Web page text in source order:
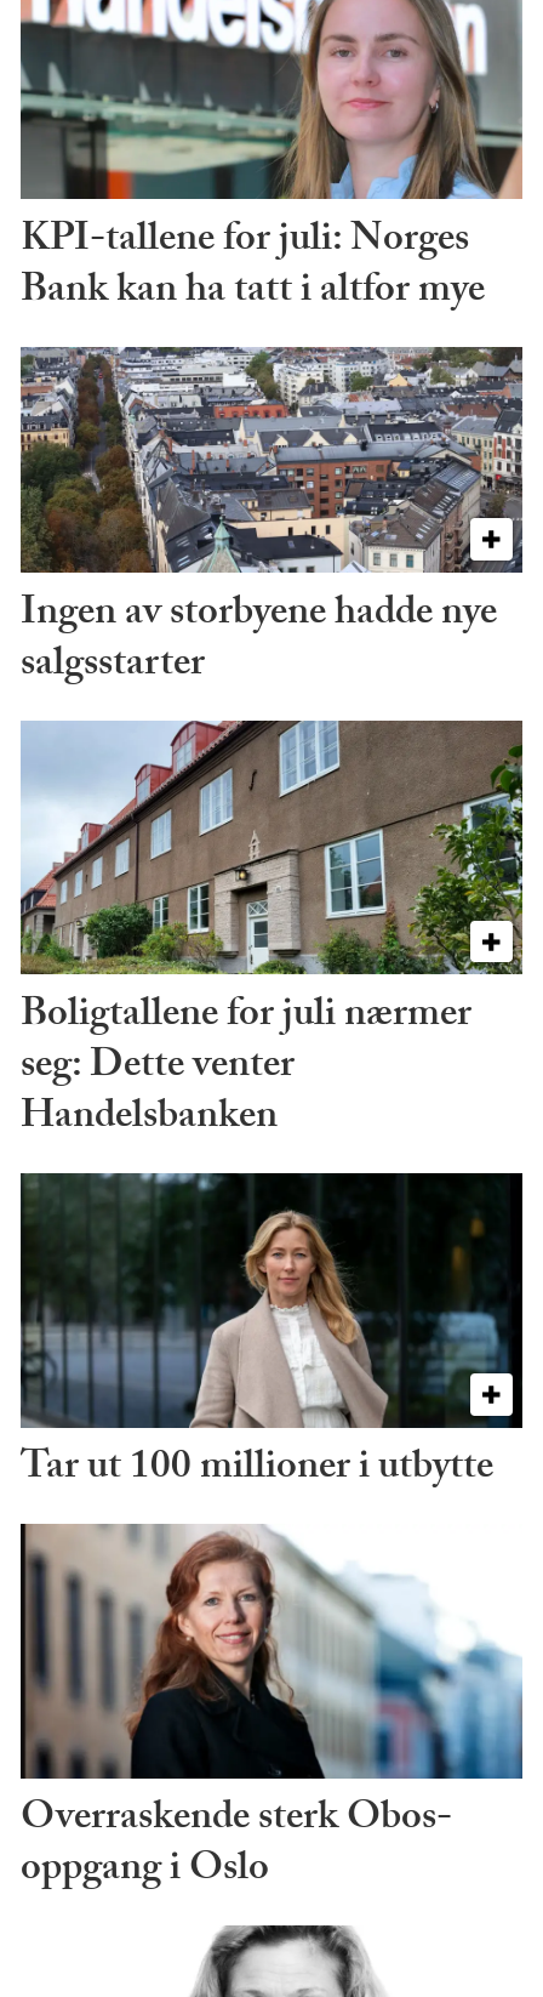
KPI-tallene for juli: Norges
Bank kan ha tatt i altfor mye
Ingen av storbyene hadde nye
salgsstarter
Boligtallene for juli nærmer
seg: Dette venter
Handelsbanken
Tar ut 100 millioner i utbytte
Overraskende sterk Obos-
oppgang i Oslo